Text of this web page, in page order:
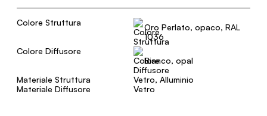
Colore Struttura
Oro Perlato, opaco, RAL
1036
Colore Diffusore
Bianco, opal
Materiale Struttura
Vetro, Alluminio
Materiale Diffusore
Vetro